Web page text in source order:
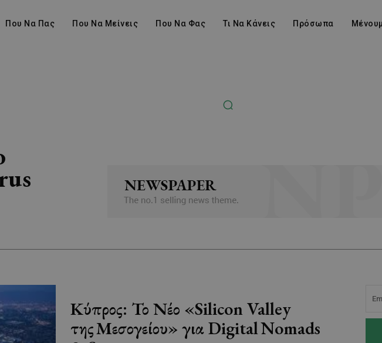
Που Να Πας Που Να Μείνεις Που Να Φας Τι Να Κάνεις Πρόσωπα
Κύπρος: Το Νέο «Silicon Valley
της Μεσογείου» για Digital Nomads